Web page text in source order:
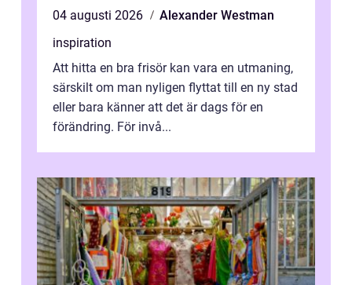
04 augusti 2026
Alexander Westman
inspiration
Att hitta en bra frisör kan vara en utmaning,
särskilt om man nyligen flyttat till en ny stad
eller bara känner att det är dags för en
förändring. För invå...